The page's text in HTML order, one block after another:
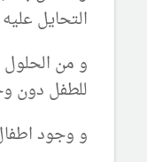
التحايل
و من الحلول
للطفل دون
و وجود